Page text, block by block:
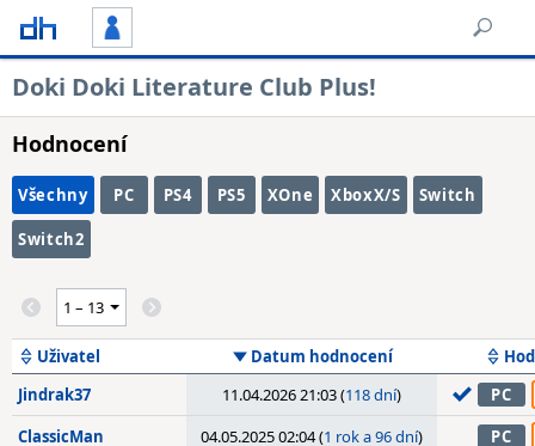
Doki Doki Literature Club Plus!
Hodnocení
Všechny PC PS4 PS5 XOne XboxX/S Switch
Switch2
Uživatel Datum hodnocení
Jindrak37
11.04.2026 21:03 (118 dní)
PC
ClassicMan
04.05.2025 02:04 (1 rok a 96 dní)
PC